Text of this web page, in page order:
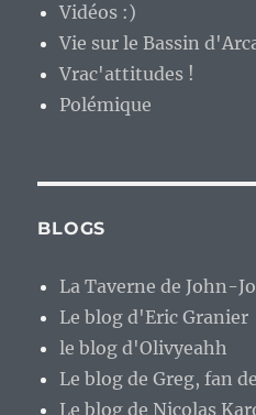
Vidéos :)
Vie sur le Bassin
Vrac'attitudes !
Polémique
BLOGS
La Taverne de John-
Le blog d'Eric Granier
le blog d'Olivyeahh
Le blog de Greg, fan
Le blog de Nicolas